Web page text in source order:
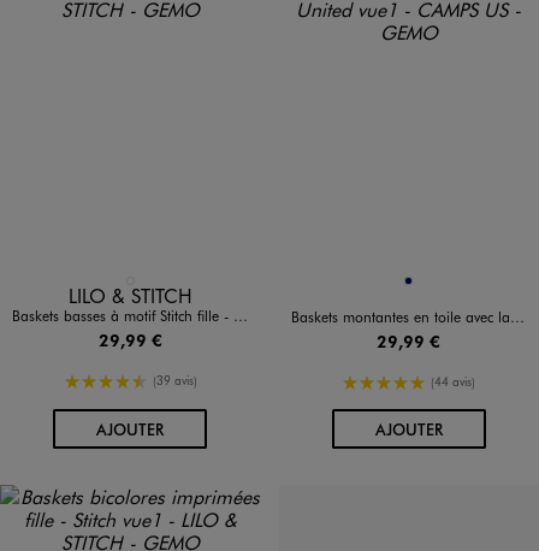
Disponible en 1 coloris
LILO & STITCH
Baskets basses à motif Stitch fille - Disney
29,99 €
4.5/5 de moyenne
(39 avis)
AJOUTERAU PANIER
Disponible en 1 coloris
MARINE
Baskets montantes en toile avec lacets et zip fille - Camps United
29,99 €
5/5 de moyenne
(44 avis)
AJOUTERAU PANIER